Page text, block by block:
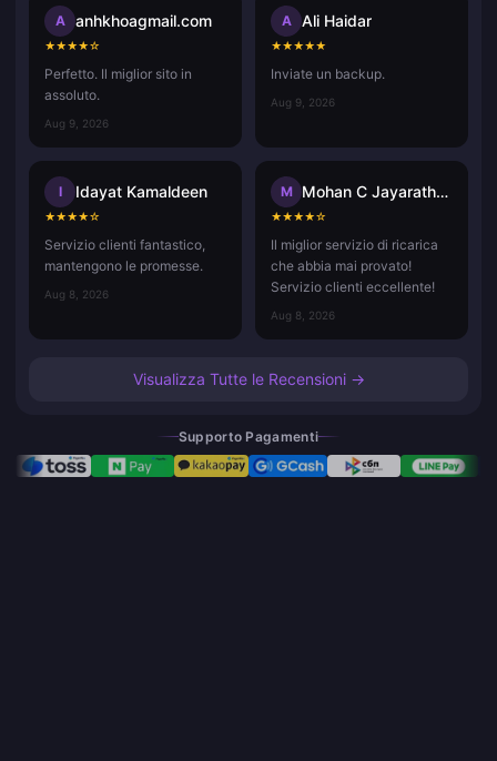
A anhkhoagmail.com
★★★★☆
Perfetto. Il miglior sito in
assoluto.
Aug 9, 2026
A Ali Haidar
★★★★★
Inviate un backup.
Aug 9, 2026
I Idayat Kamaldeen
★★★★☆
Servizio clienti fantastico,
mantengono le promesse.
Aug 8, 2026
M Mohan C Jayarathna
★★★★☆
Il miglior servizio di ricarica
che abbia mai provato!
Servizio clienti eccellente!
Aug 8, 2026
Visualizza Tutte le Recensioni →
Supporto Pagamenti